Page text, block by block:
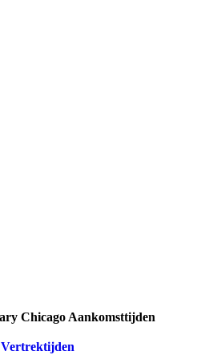
Chicago Aankomsttijden
Vertrektijden